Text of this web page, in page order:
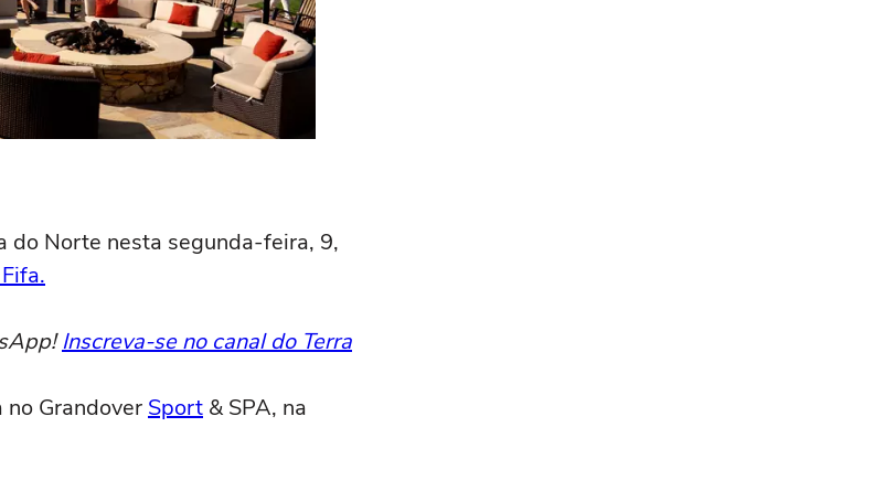
do Norte nesta segunda-feira, 9,
Inscreva-se no canal do Terra
Grandover Sport & SPA, na